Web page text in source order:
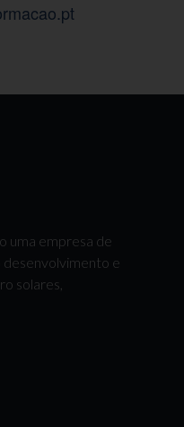
uma empresa de
desenvolvimento e
solares,